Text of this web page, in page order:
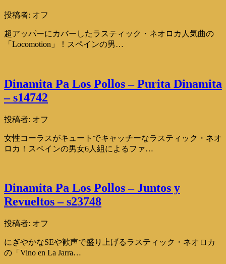
投稿者: オフ
超アッパーにカバーしたラスティック・ネオロカ人気曲の
「Locomotion」！スペインの男…
Dinamita Pa Los Pollos – Purita Dinamita
– s14742
投稿者: オフ
女性コーラスがキュートでキャッチーなラスティック・ネオ
ロカ！スペインの男女6人組によるファ…
Dinamita Pa Los Pollos – Juntos y
Revueltos – s23748
投稿者: オフ
にぎやかなSEや歓声で盛り上げるラスティック・ネオロカ
の「Vino en La Jarra…